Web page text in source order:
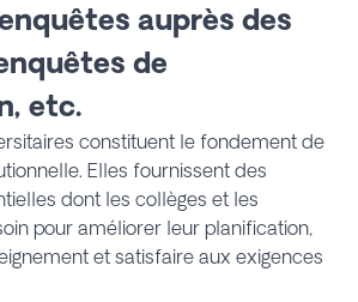
auprès des
de
etc.
constituent le fondement de
Elles fournissent des
dont les collèges et les
pour améliorer leur planification,
et satisfaire aux exigences